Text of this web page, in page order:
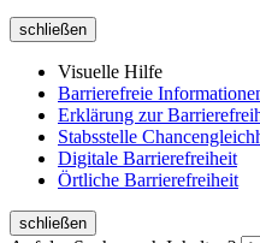
schließen
Visuelle Hilfe
Barrierefreie
Erklärung zur
Stabsstelle
Digitale Barrierefreiheit
Örtliche Barrierefreiheit
schließen